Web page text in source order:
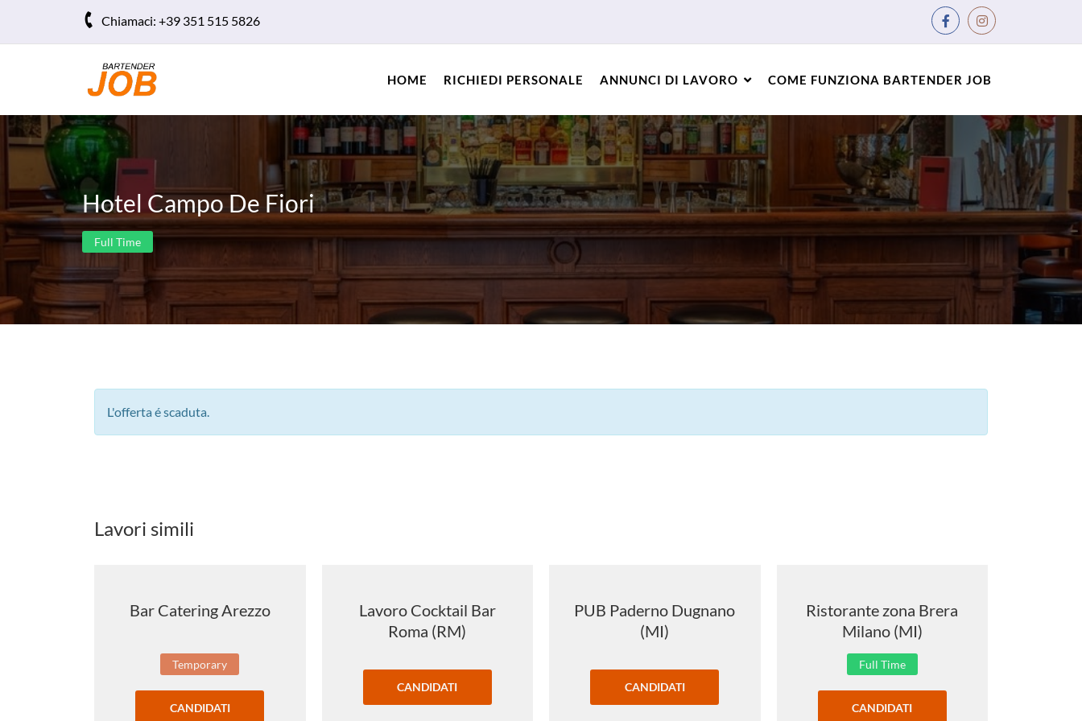
Chiamaci: +39 351 515 5826
HOME RICHIEDI PERSONALE ANNUNCI DI LAVORO COME FUNZIONA BARTENDER JOB
Hotel Campo De Fiori
Full Time
L'offerta é scaduta.
Lavori simili
Bar Catering Arezzo
Temporary
CANDIDATI
Lavoro Cocktail Bar
Roma (RM)
CANDIDATI
PUB Paderno Dugnano
(MI)
CANDIDATI
Ristorante zona Brera
Milano (MI)
Full Time
CANDIDATI